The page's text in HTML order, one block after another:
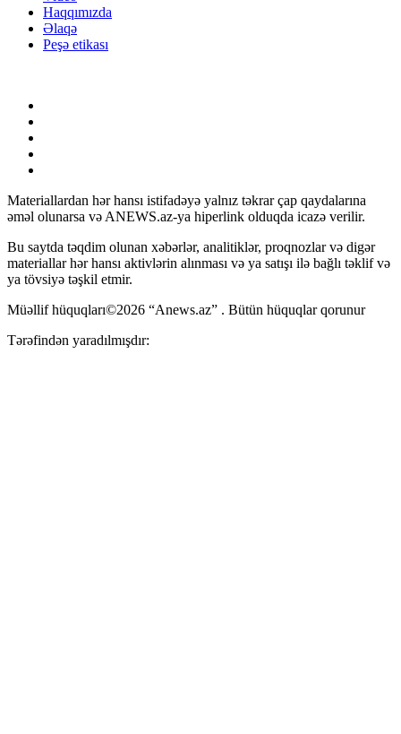
Haqqımızda
Əlaqə
Peşə etikası
Materiallardan hər hansı istifadəyə yalnız təkrar çap qaydalarına
əməl olunarsa və ANEWS.az-ya hiperlink olduqda icazə verilir.
Bu saytda təqdim olunan xəbərlər, analitiklər, proqnozlar və digər
materiallar hər hansı aktivlərin alınması və ya satışı ilə bağlı təklif və
ya tövsiyə təşkil etmir.
Müəllif hüquqları©2026 “Anews.az” . Bütün hüquqlar qorunur
Tərəfindən yaradılmışdır: